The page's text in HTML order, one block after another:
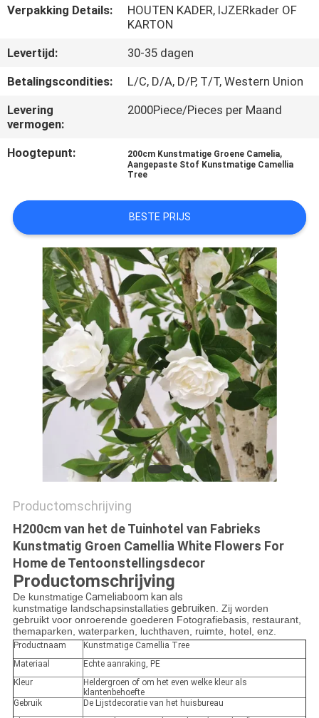
KWALITEITSCONTROLE
NEEM
CONTACT
MET
ONS
OP
NIEUWS
GEVALLEN
OFFERTE
AANVRAGEN
SITEMAP
PRIVACYBELEID
Verpakking Details:
HOUTEN KADER, IJZERkader OF
KARTON
Levertijd:
30-35 dagen
Betalingscondities:
L/C, D/A, D/P, T/T, Western Union
Levering
vermogen:
2000Piece/Pieces per Maand
Hoogtepunt: 200cm Kunstmatige Groene Camelia,
Aangepaste Stof Kunstmatige Camellia
Tree
BESTE PRIJS
Productomschrijving
H200cm van het de Tuinhotel van Fabrieks
Kunstmatig Groen Camellia White Flowers For
Home de Tentoonstellingsdecor
Productomschrijving
De kunstmatige Cameliaboom kan als
kunstmatige landschapsinstallatiesgebruiken. Zij worden
gebruikt voor onroerende goederen Fotografiebasis, restaurant,
themaparken, waterparken, luchthaven, ruimte, hotel, enz.
Productnaam
Kunstmatige Camellia Tree
Materiaal
Echte aanraking, PE
Kleur
Heldergroen of om het even welke kleur als
klantenbehoefte
Gebruik
De Lijstdecoratie van het huisbureau